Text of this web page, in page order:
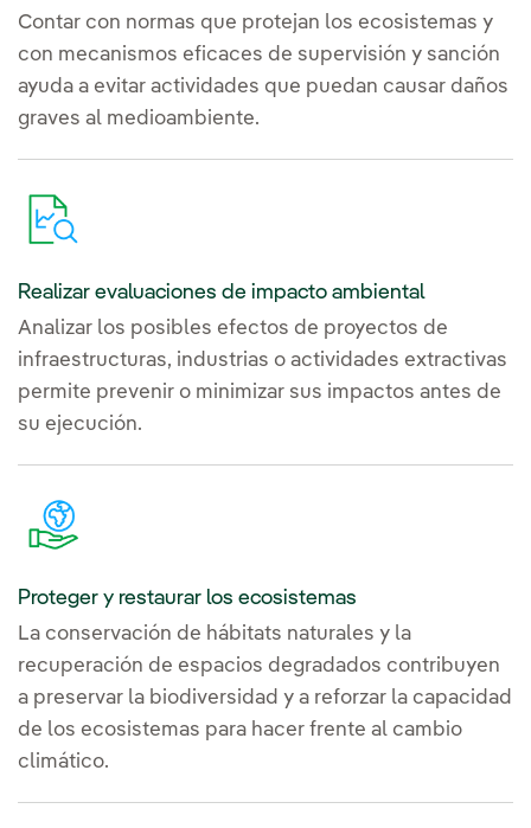
Contar con normas que protejan los ecosistemas y
con mecanismos eficaces de supervisión y sanción
ayuda a evitar actividades que puedan causar daños
graves al medioambiente.
Realizar evaluaciones de impacto ambiental
Analizar los posibles efectos de proyectos de
infraestructuras, industrias o actividades extractivas
permite prevenir o minimizar sus impactos antes de
su ejecución.
Proteger y restaurar los ecosistemas
La conservación de hábitats naturales y la
recuperación de espacios degradados contribuyen
a preservar la biodiversidad y a reforzar la capacidad
de los ecosistemas para hacer frente al cambio
climático.